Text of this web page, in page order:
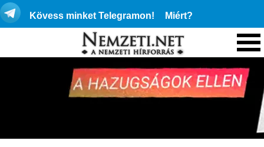
Kövess minket Telegramon! Miért?